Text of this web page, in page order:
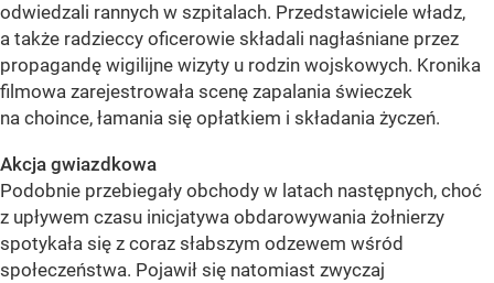
odwiedzali rannych w szpitalach. Przedstawiciele władz,
a także radzieccy oficerowie składali nagłaśniane przez
propagandę wigilijne wizyty u rodzin wojskowych. Kronika
filmowa zarejestrowała scenę zapalania świeczek
na choince, łamania się opłatkiem i składania życzeń.
Akcja gwiazdkowa
Podobnie przebiegały obchody w latach następnych, choć
z upływem czasu inicjatywa obdarowywania żołnierzy
spotykała się z coraz słabszym odzewem wśród
społeczeństwa. Pojawił się natomiast zwyczaj